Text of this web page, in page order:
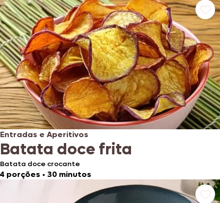
Entradas e Aperitivos
Batata doce frita
Batata doce crocante
4 porções • 30 minutos